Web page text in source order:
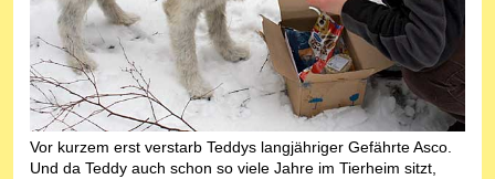
Vor kurzem erst verstarb Teddys langjähriger Gefährte Asco.
Und da Teddy auch schon so viele Jahre im Tierheim sitzt,